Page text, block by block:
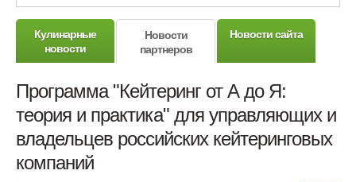
Кулинарные
новости
Новости
партнеров
Новости сайта
Программа "Кейтеринг от А до Я:
теория и практика" для управляющих и
владельцев российских кейтеринговых
компаний